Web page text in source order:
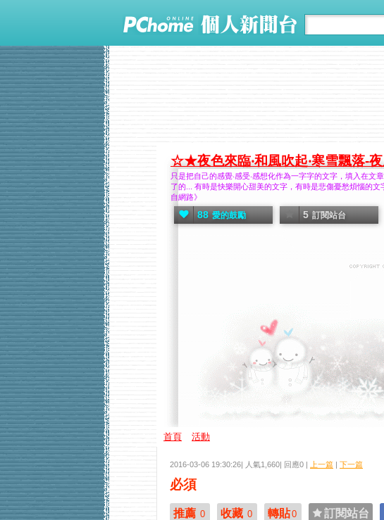
☆★夜色來臨‧和風吹起‧寒雪飄落-
只是把自己的感覺‧感受‧感想化作為一字字的文字，填入在文
了的... 有時是快樂開心甜美的文字，有時是悲傷憂愁煩惱的
自網路》
88 愛的鼓勵 5 訂閱站台
首頁 活動
2016-03-06 19:30:26| 人氣1,660| 回應0 | 上一篇 | 下一篇
必須
推薦 0 收藏 0 轉貼0 訂閱站台